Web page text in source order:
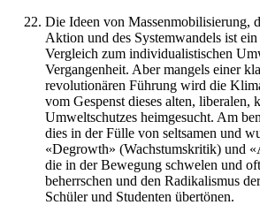
Die Ideen von Massenmobilisierung,
Aktion und des Systemwandels ist
Vergleich zum individualistischen
Vergangenheit. Aber mangels einer
revolutionären Führung wird die
vom Gespenst dieses alten, liberalen,
Umweltschutzes heimgesucht. Am
dies in der Fülle von seltsamen und
«Degrowth» (Wachstumskritik) und
die in der Bewegung schwelen und
beherrschen und den Radikalismus
Schüler und Studenten übertönen.